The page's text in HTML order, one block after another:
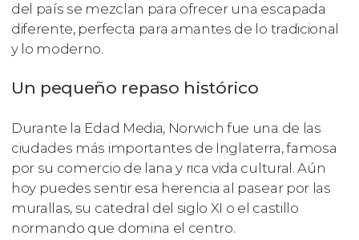
del país se mezclan para ofrecer una escapada
diferente, perfecta para amantes de lo tradicional
y lo moderno.
Un pequeño repaso histórico
Durante la Edad Media, Norwich fue una de las
ciudades más importantes de Inglaterra, famosa
por su comercio de lana y rica vida cultural. Aún
hoy puedes sentir esa herencia al pasear por las
murallas, su catedral del siglo XI o el castillo
normando que domina el centro.